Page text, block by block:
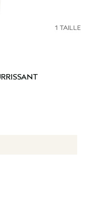
1 TAILLE